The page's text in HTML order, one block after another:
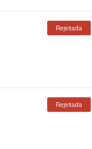
Rejeitada
Rejeitada